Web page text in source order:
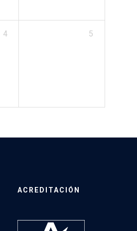
4 5
ACREDITACIÓN